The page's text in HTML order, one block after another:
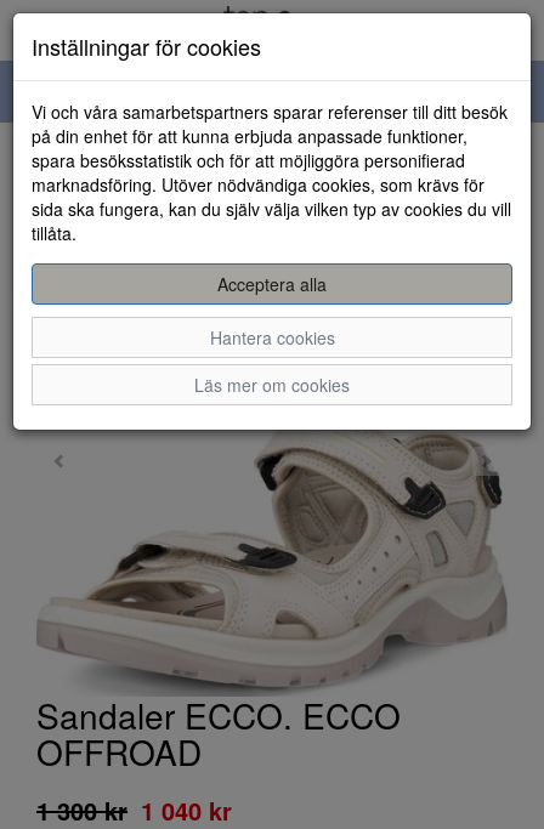
navigation
HEM
Sandaler ECCO. ECCO
OFFROAD
1 300 kr 1 040 kr
Inställningar för cookies
Vi och våra samarbetspartners sparar referenser till ditt besök
på din enhet för att kunna erbjuda anpassade funktioner,
spara besöksstatistik och för att möjliggöra personifierad
marknadsföring. Utöver nödvändiga cookies, som krävs för
sida ska fungera, kan du själv välja vilken typ av cookies du vill
tillåta.
Acceptera alla
Hantera cookies
Läs mer om cookies